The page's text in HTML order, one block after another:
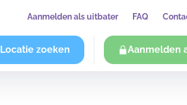
Aanmelden als uitbater FAQ
Locatie zoeken Aanmelden